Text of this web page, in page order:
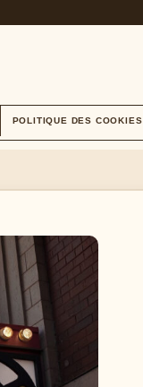
POLITIQUE DES COOKIES